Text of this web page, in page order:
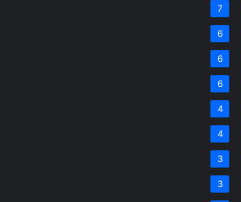
7
6
6
6
4
4
3
3